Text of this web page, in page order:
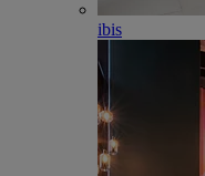
ibis